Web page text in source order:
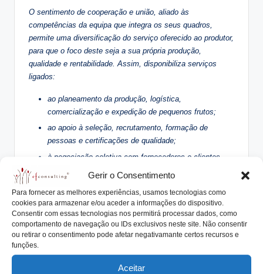
Gerir o Consentimento
Para fornecer as melhores experiências, usamos tecnologias como
cookies para armazenar e/ou aceder a informações do dispositivo.
Consentir com essas tecnologias nos permitirá processar dados, como
comportamento de navegação ou IDs exclusivos neste site. Não consentir
ou retirar o consentimento pode afetar negativamante certos recursos e
funções.
Aceitar
O sentimento de cooperação e união, aliado às
competências da equipa que integra os seus quadros,
permite uma diversificação do serviço oferecido ao produtor,
para que o foco deste seja a sua própria produção,
qualidade e rentabilidade. Assim, disponibiliza serviços
ligados:
ao planeamento da produção, logística,
comercialização e expedição de pequenos frutos;
ao apoio à seleção, recrutamento, formação de
pessoas e certificações de qualidade;
à negociação coletiva com fornecedores e clientes.
A sua atuação pauta-se por valores que se alicerçam na
integridade e na cooperação, trabalhando com todos os
parceiros de maneira aberta, honesta e sincera,
incentivando a confiança, o respeito e a transparência.
Temas para Reflexão:
A cultura que suporta a nossa empresa potencia a